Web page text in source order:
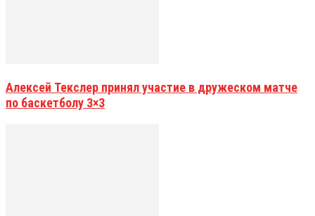
Алексей Текслер принял участие в дружеском матче
по баскетболу 3×3